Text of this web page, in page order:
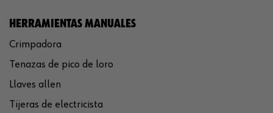
HERRAMIENTAS MANUALES
Crimpadora
Tenazas de pico de loro
Llaves allen
Tijeras de electricista